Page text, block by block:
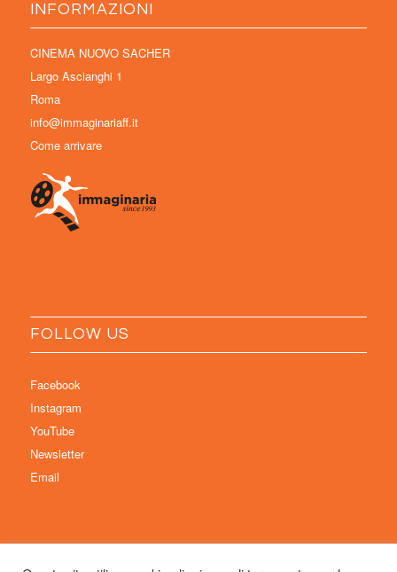
INFORMAZIONI
CINEMA NUOVO SACHER
Largo Ascianghi 1
Roma
info@immaginariaff.it
Come arrivare
FOLLOW US
Facebook
Instagram
YouTube
Newsletter
Email